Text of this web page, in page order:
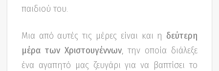
παιδιού του.
Μια από αυτές τις μέρες είναι και η δεύτερη
μέρα των Χριστουγέννων, την οποία διάλεξε
ένα αγαπητό μας ζευγάρι για να βαπτίσει το